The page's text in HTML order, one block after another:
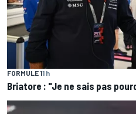
FORMULE 11 h
Briatore : "Je ne sais pas